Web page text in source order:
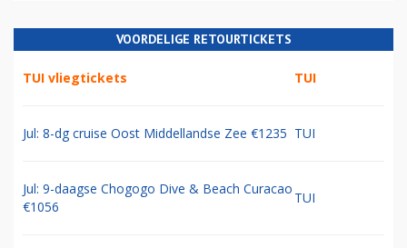
VOORDELIGE RETOURTICKETS
TUI vliegtickets TUI
Jul: 8-dg cruise Oost Middellandse Zee €1235 TUI
Jul: 9-daagse Chogogo Dive & Beach Curacao
€1056
TUI